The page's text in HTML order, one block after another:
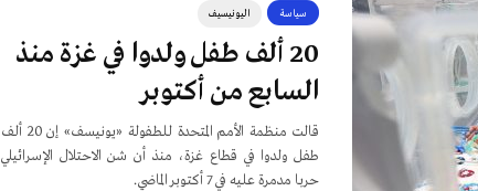
سياسة اليونيسيف
20 ألف طفل ولدوا في غزة منذ
السابع من أكتوبر
قالت منظمة الأمم المتحدة للطفولة «يونيسف» إن 20 ألف
طفل ولدوا في قطاع غزة، منذ أن شن الاحتلال الإسرائيلي
حربا مدمرة عليه في 7 أكتوبر الماضي.